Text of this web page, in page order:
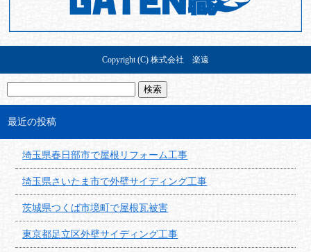
Copyright (C) 株式会社 楽遠
最近の投稿
埼玉県春日部市で屋根リフォーム工事
埼玉県さいたま市で外壁サイディング工事
茨城県つくば市境町で屋根瓦被害
東京都足立区外壁サイディング工事